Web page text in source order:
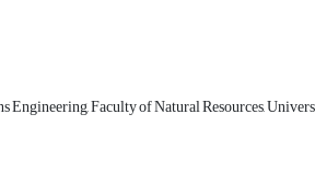
Faculty of Natural Resources,